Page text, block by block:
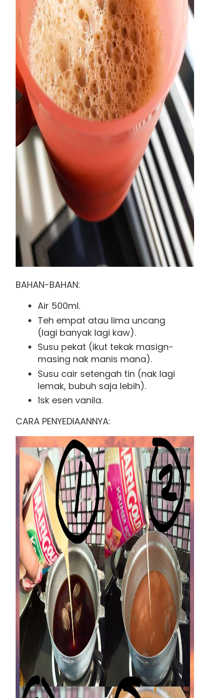
BAHAN-BAHAN:
Air 500ml.
Teh empat atau lima uncang
(lagi banyak lagi kaw).
Susu pekat (ikut tekak masign-
masing nak manis mana).
Susu cair setengah tin (nak lagi
lemak, bubuh saja lebih).
1sk esen vanila.
CARA PENYEDIAANNYA: